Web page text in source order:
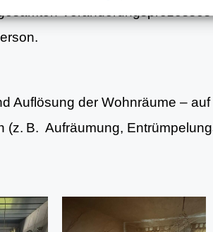
Auflösung der Wohnräume –
(z. B. Aufräumung,